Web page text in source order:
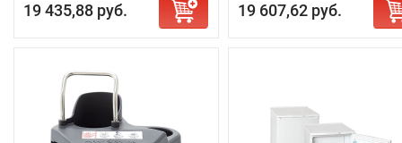
19 435,88 руб. 19 607,62 руб.